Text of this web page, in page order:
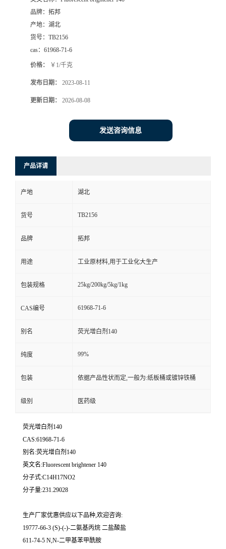
品牌： 拓邦
产地： 湖北
货号： TB2156
cas： 61968-71-6
价格： ￥1/千克
发布日期： 2023-08-11
更新日期： 2026-08-08
发送咨询信息
产品详请
产地 湖北
货号 TB2156
品牌 拓邦
用途 工业原材料,用于工业化大生产
包装规格 25kg/200kg/5kg/1kg
CAS编号 61968-71-6
别名 荧光增白剂140
纯度 99%
包装 依据产品性状而定,一般为:纸板桶或镀锌铁桶
级别 医药级
荧光增白剂140
CAS:61968-71-6
别名:荧光增白剂140
英文名:Fluorescent brightener 140
分子式:C14H17NO2
分子量:231.29028
生产厂家优惠供应以下品种,欢迎咨询:
19777-66-3 (S)-(-)-二氨基丙烷 二盐酸盐
611-74-5 N,N-二甲基苯甲酰胺